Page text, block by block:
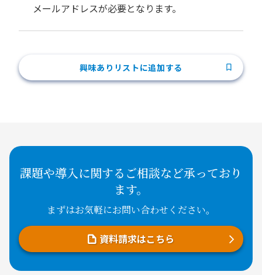
メールアドレスが必要となります。
興味ありリストに追加する
課題や導入に関するご相談など承っており
ます。
まずはお気軽にお問い合わせください。
資料請求はこちら